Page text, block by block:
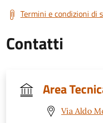
Termini e condizioni di
Contatti
Area
Via Aldo